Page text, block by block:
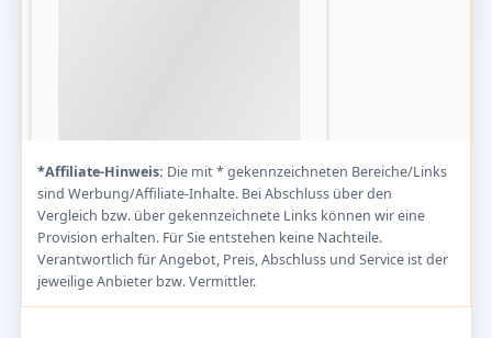
*Affiliate-Hinweis: Die mit * gekennzeichneten Bereiche/Links
sind Werbung/Affiliate-Inhalte. Bei Abschluss über den
Vergleich bzw. über gekennzeichnete Links können wir eine
Provision erhalten. Für Sie entstehen keine Nachteile.
Verantwortlich für Angebot, Preis, Abschluss und Service ist der
jeweilige Anbieter bzw. Vermittler.